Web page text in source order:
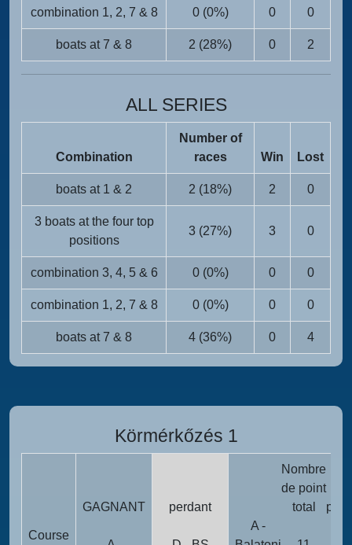
combination 1, 2, 7 & 8 0 (0%) 0 0
boats at 7 & 8 2 (28%) 0 2
ALL SERIES
Combination
Number of
races
Win Lost
boats at 1 & 2 2 (18%) 2 0
3 boats at the four top
positions
3 (27%) 3 0
combination 3, 4, 5 & 6 0 (0%) 0 0
combination 1, 2, 7 & 8 0 (0%) 0 0
boats at 7 & 8 4 (36%) 0 4
Körmérkőzés 1
Course
GAGNANT perdant
Nombre
de point
total
A -